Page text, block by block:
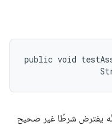
public void
أنّه يفترض شرطًا غير صحيح